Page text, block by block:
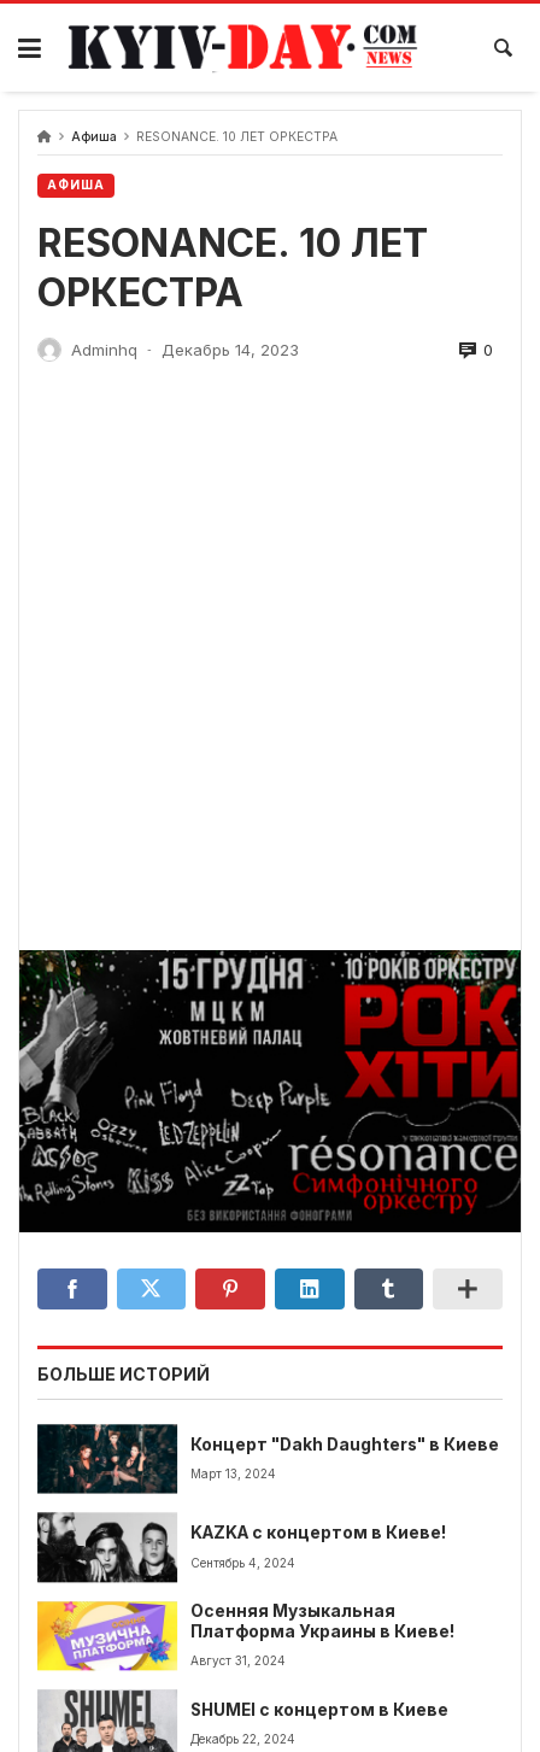
перейти
содержанию
Афиша RESONANCE. 10 ЛЕТ ОРКЕСТРА
АФИША
RESONANCE. 10 ЛЕТ
ОРКЕСТРА
Adminhq - Декабрь 14, 2023 0
БОЛЬШЕ ИСТОРИЙ
Концерт "Dakh Daughters" в Киеве
Март 13, 2024
KAZKA с концертом в Киеве!
Сентябрь 4, 2024
Осенняя Музыкальная
Платформа Украины в Киеве!
Август 31, 2024
SHUMEI с концертом в Киеве
Декабрь 22, 2024